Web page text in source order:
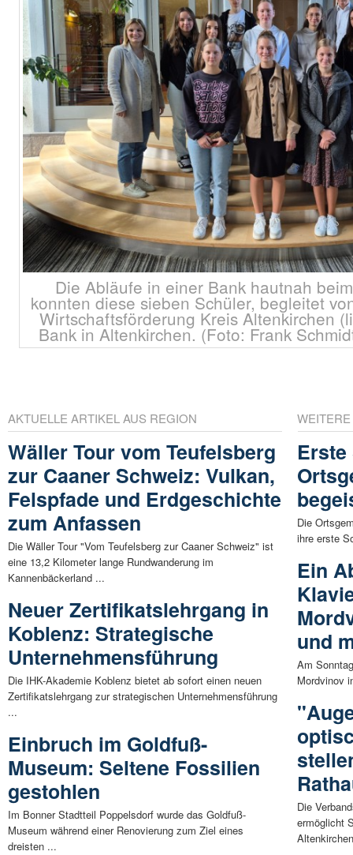
Die Abläufe in einer Bank hautnah
konnten diese sieben Schüler, begleitet
Wirtschaftsförderung Kreis Altenkirchen
Bank in Altenkirchen. (Foto: Frank
AKTUELLE ARTIKEL AUS REGION
Wäller Tour vom Teufelsberg
zur Caaner Schweiz: Vulkan,
Felspfade und Erdgeschichte
zum Anfassen
Die Wäller Tour "Vom Teufelsberg zur Caaner Schweiz" ist
eine 13,2 Kilometer lange Rundwanderung im
Kannenbäckerland ...
Neuer Zertifikatslehrgang in
Koblenz: Strategische
Unternehmensführung
Die IHK-Akademie Koblenz bietet ab sofort einen neuen
Zertifikatslehrgang zur strategischen Unternehmensführung
...
Einbruch im Goldfuß-
Museum: Seltene Fossilien
gestohlen
Im Bonner Stadtteil Poppelsdorf wurde das Goldfuß-
Museum während einer Renovierung zum Ziel eines
dreisten ...
Die
ihre erste
Ein
und
Am
Mordvinov
Die
ermöglicht